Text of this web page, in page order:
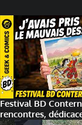
Festival BD
rencontres,